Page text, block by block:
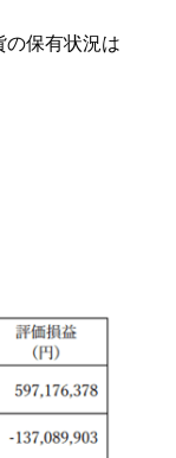
保有状況は